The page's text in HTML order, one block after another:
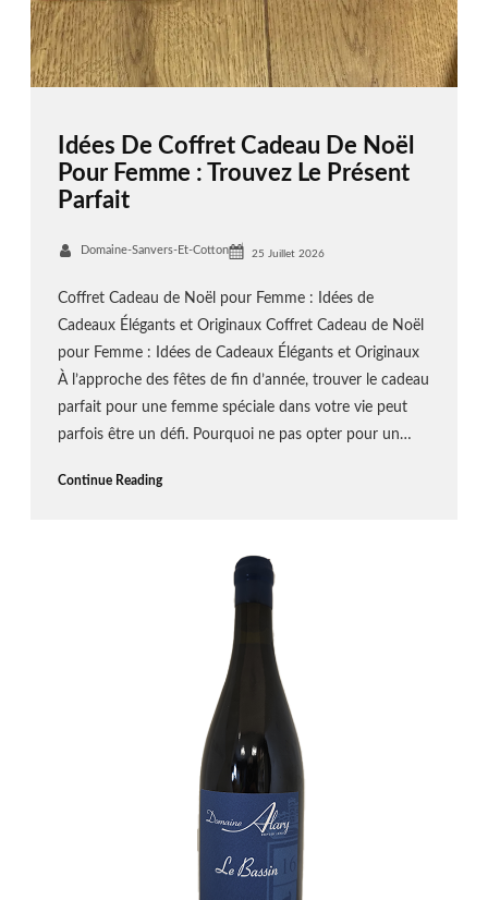
Idées De Coffret Cadeau De Noël
Pour Femme : Trouvez Le Présent
Parfait
Domaine-Sanvers-Et-Cotton 25 Juillet 2026
Coffret Cadeau de Noël pour Femme : Idées de
Cadeaux Élégants et Originaux Coffret Cadeau de Noël
pour Femme : Idées de Cadeaux Élégants et Originaux
À l’approche des fêtes de fin d’année, trouver le cadeau
parfait pour une femme spéciale dans votre vie peut
parfois être un défi. Pourquoi ne pas opter pour un…
Continue Reading